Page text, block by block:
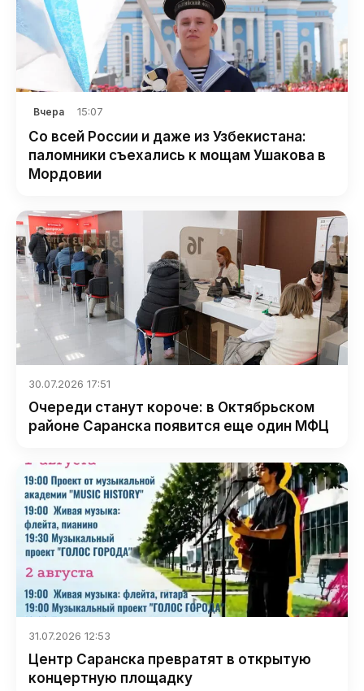
Вчера 15:07
Со всей России и даже из Узбекистана:
паломники съехались к мощам Ушакова в
Мордовии
30.07.2026 17:51
Очереди станут короче: в Октябрьском
районе Саранска появится еще один МФЦ
31.07.2026 12:53
Центр Саранска превратят в открытую
концертную площадку